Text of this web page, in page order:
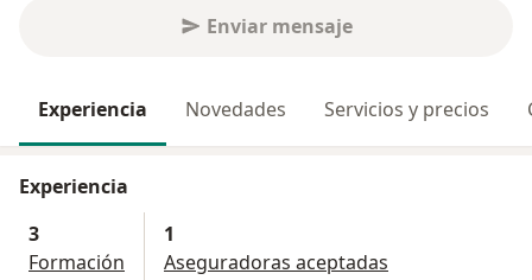
Enviar mensaje
Experiencia Novedades Servicios y precios
Experiencia
3
Formación
1
Aseguradoras aceptadas